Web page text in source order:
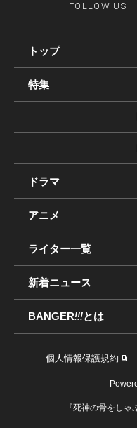
FOLLOW US
トップ
特集
ドラマ
アニメ
ライター一覧
新着ニュース
BANGER!!!とは
個人情報保護規約
『死神の骨をし